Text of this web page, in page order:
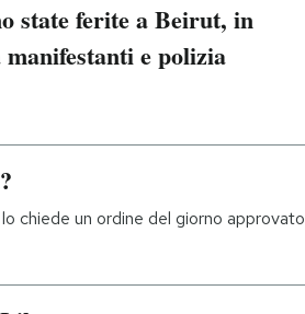
state ferite a Beirut, in
e polizia
chiede un ordine del giorno approvato